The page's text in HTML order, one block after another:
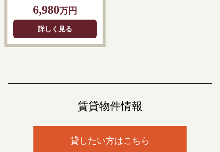
6,980万円
詳しく見る
賃貸物件情報
貸したい方はこちら